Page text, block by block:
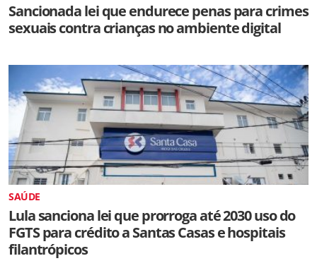
Sancionada lei que endurece penas para crimes
sexuais contra crianças no ambiente digital
SAÚDE
Lula sanciona lei que prorroga até 2030 uso do
FGTS para crédito a Santas Casas e hospitais
filantrópicos